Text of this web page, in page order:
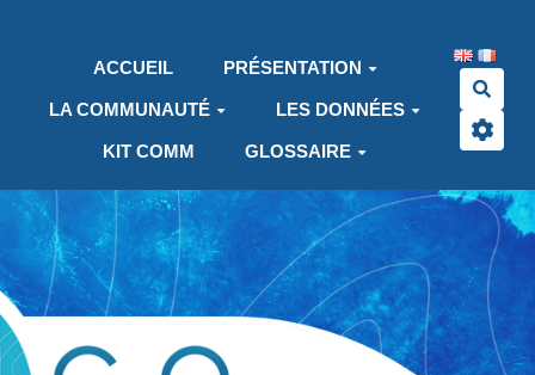
ACCUEIL
PRÉSENTATION
LA COMMUNAUTÉ LES DONNÉES
KIT COMM GLOSSAIRE